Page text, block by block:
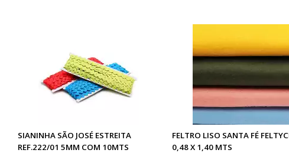
SIANINHA SÃO JOSÉ ESTREITA
REF.222/01 5MM COM 10MTS
FELTRO LISO SANTA FÉ
0,48 X 1,40 MTS